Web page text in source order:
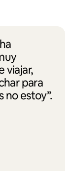
viajar,
para
no estoy”.